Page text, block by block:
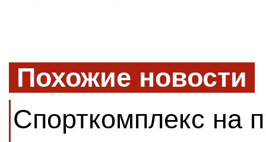
Похожие новости
Спорткомплекс на